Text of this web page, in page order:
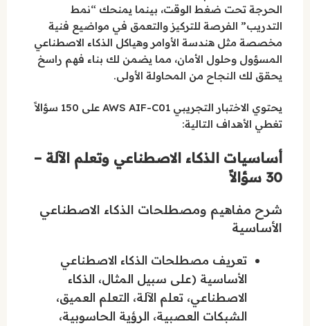
الحرجة تحت ضغط الوقت، بينما يمنحك “نمط
التدريب” الفرصة للتركيز والتعمق في مواضيع فنية
مخصصة مثل هندسة الأوامر وهياكل الذكاء الاصطناعي
المسؤول وحلول الأمان، مما يضمن لك بناء فهم راسخ
يحقق لك النجاح من المحاولة الأولى.
يحتوي الاختبار التجريبي AWS AIF-C01 على 150 سؤالاً
تغطي الأهداف التالية:
أساسيات الذكاء الاصطناعي وتعلم الآلة –
30 سؤالاً
شرح مفاهيم ومصطلحات الذكاء الاصطناعي
الأساسية
تعريف مصطلحات الذكاء الاصطناعي
الأساسية (على سبيل المثال، الذكاء
الاصطناعي، تعلم الآلة، التعلم العميق،
الشبكات العصبية، الرؤية الحاسوبية،